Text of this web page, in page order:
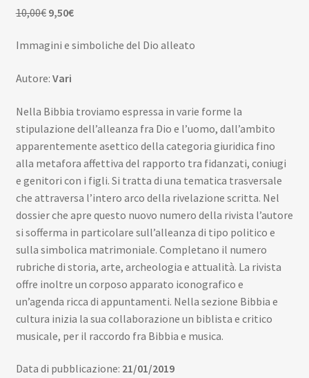
10,00€ Il
originale
10,00€.
9,50€Il
attuale
Immagini e simboliche del Dio alleato
Autore: Vari
Nella Bibbia troviamo espressa in varie forme la
stipulazione dell’alleanza fra Dio e l’uomo, dall’ambito
apparentemente asettico della categoria giuridica fino
alla metafora affettiva del rapporto tra fidanzati, coniugi
e genitori con i figli. Si tratta di una tematica trasversale
che attraversa l’intero arco della rivelazione scritta. Nel
dossier che apre questo nuovo numero della rivista l’autore
si sofferma in particolare sull’alleanza di tipo politico e
sulla simbolica matrimoniale. Completano il numero
rubriche di storia, arte, archeologia e attualità. La rivista
offre inoltre un corposo apparato iconografico e
un’agenda ricca di appuntamenti. Nella sezione Bibbia e
cultura inizia la sua collaborazione un biblista e critico
musicale, per il raccordo fra Bibbia e musica.
Data di pubblicazione: 21/01/2019